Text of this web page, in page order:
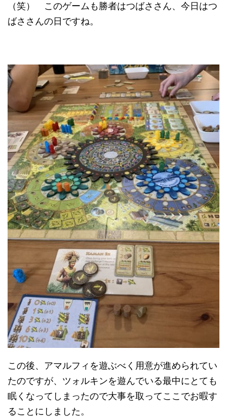
（笑） このゲームも勝者はつばささん、今日はつ
ばささんの日ですね。
この後、アマルフィを遊ぶべく用意が進められてい
たのですが、ツォルキンを遊んでいる最中にとても
眠くなってしまったので大事を取ってここでお暇す
ることにしました。